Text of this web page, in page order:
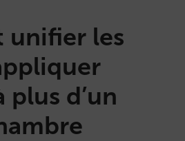
unifier les
plus d’un